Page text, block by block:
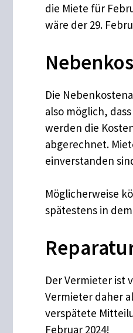
die Miete für
wäre der 29.
Die
also möglich,
werden die
abgerechnet.
einverstanden
Möglicherweise
spätestens in
Der Vermieter ist
Vermieter daher
verspätete
Februar 2024!